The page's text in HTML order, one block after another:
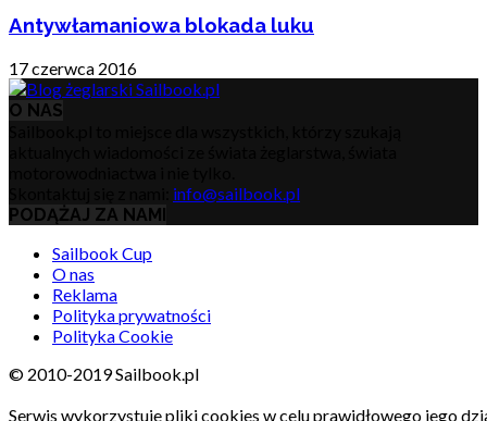
Antywłamaniowa blokada luku
17 czerwca 2016
O NAS
info@sailbook.pl
PODĄŻAJ ZA NAMI
Sailbook Cup
O nas
Reklama
Polityka prywatności
Polityka Cookie
© 2010-2019 Sailbook.pl
Serwis wykorzystuje pliki cookies w celu prawidłowego jego